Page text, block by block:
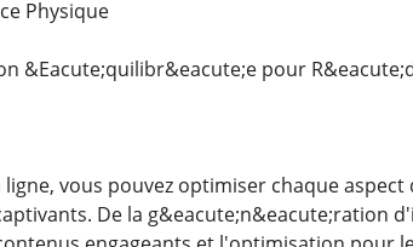
Physique
&Eacute;quilibr&eacute;e pour
ligne, vous pouvez optimiser chaque
De la g&eacute;n&eacute;ration